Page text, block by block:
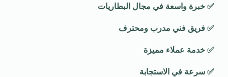
✅ خبرة واسعة في مجال البطاريات
✅ فريق فني مدرب ومحترف
✅ خدمة عملاء مميزة
✅ سرعة في الاستجابة